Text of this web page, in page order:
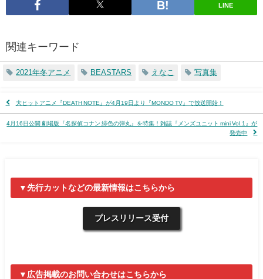
LINE
関連キーワード
2021年冬アニメ BEASTARS えなこ 写真集
大ヒットアニメ『DEATH NOTE』が4月19日より『MONDO TV』で放送開始！
4月16日公開 劇場版『名探偵コナン 緋色の弾丸』を特集！雑誌『メンズユニット mini Vol.1』が
発売中
▼先行カットなどの最新情報はこちらから
プレスリリース受付
▼広告掲載のお問い合わせはこちらから